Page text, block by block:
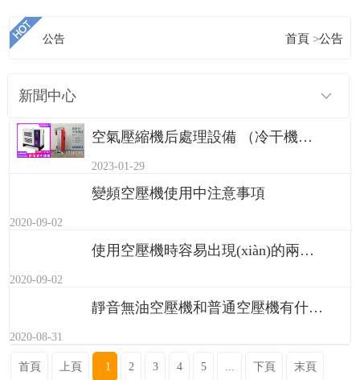
公告 首頁 >公告
新聞中心
空氣壓縮機后處理設備 （冷干機與吸干機）的區(qū)別
2023-01-29
變頻空壓機使用中注意事項
2020-09-02
使用空壓機時容易出現(xiàn)的兩種錯誤
2020-09-02
靜音無油空壓機和普通空壓機有什么區(qū)別？
2020-08-31
首頁 上頁 1 2 3 4 5 ... 下頁 末頁